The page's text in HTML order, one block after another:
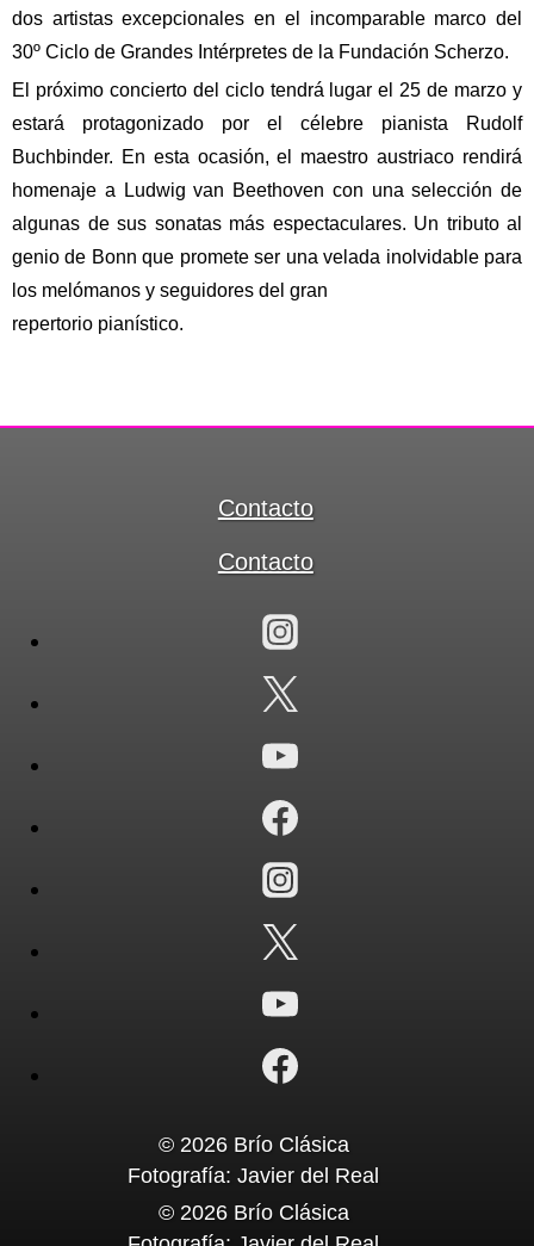
dos artistas excepcionales en el incomparable marco del
30º Ciclo de Grandes Intérpretes de la Fundación Scherzo.
El próximo concierto del ciclo tendrá lugar el 25 de marzo y
estará protagonizado por el célebre pianista Rudolf
Buchbinder. En esta ocasión, el maestro austriaco rendirá
homenaje a Ludwig van Beethoven con una selección de
algunas de sus sonatas más espectaculares. Un tributo al
genio de Bonn que promete ser una velada inolvidable para
los melómanos y seguidores del gran
repertorio pianístico.
Contacto
Contacto
© 2026 Brío Clásica
Fotografía: Javier del Real
© 2026 Brío Clásica